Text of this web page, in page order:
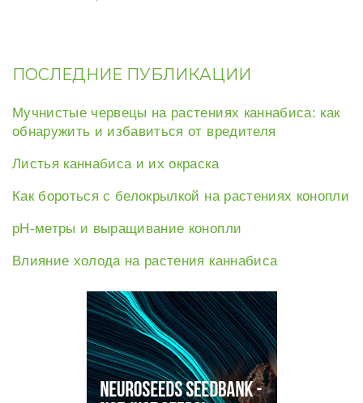
ПОСЛЕДНИЕ ПУБЛИКАЦИИ
Мучнистые червецы на растениях каннабиса: как
обнаружить и избавиться от вредителя
Листья каннабиса и их окраска
Как бороться с белокрылкой на растениях конопли
рН-метры и выращивание конопли
Влияние холода на растения каннабиса